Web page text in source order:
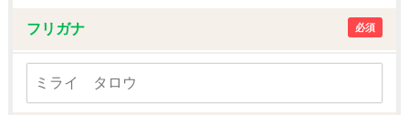
フリガナ 必須